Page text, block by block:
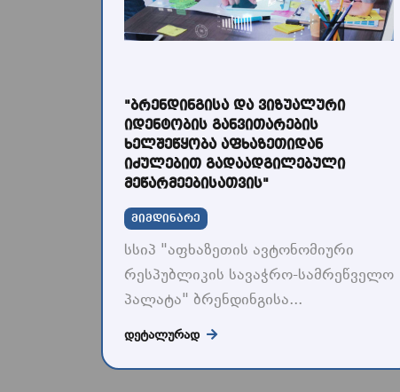
"ბრენდინგისა და ვიზუალური
იდენტობის განვითარების
ხელშეწყობა აფხაზეთიდან
იძულებით გადაადგილებული
მეწარმეებისათვის"
მიმდინარე
სსიპ "აფხაზეთის ავტონომიური
რესპუბლიკის სავაჭრო-სამრეწველო
პალატა" ბრენდინგისა...
ᲓᲔᲢᲐᲚᲣᲠᲐᲓ